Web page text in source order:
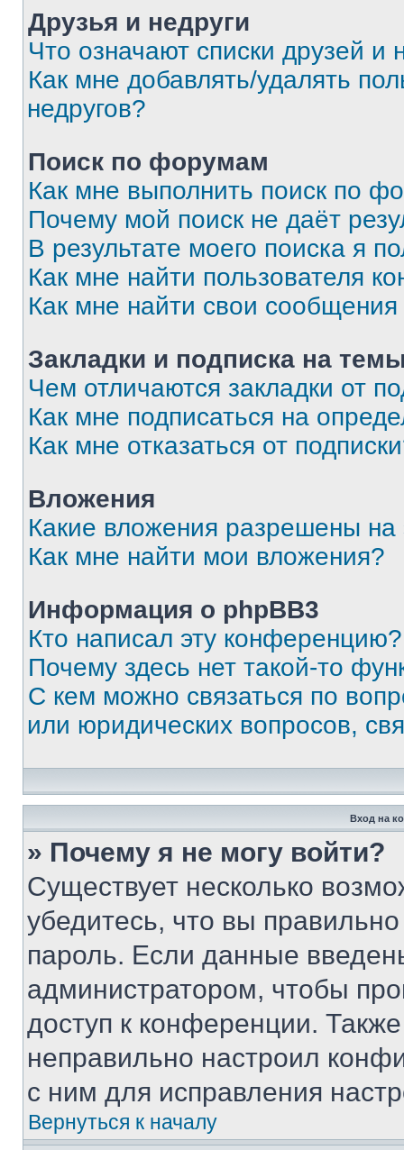
Друзья и недруги
Что означают списки друзей и
Как мне добавлять/удалять
недругов?
Поиск по форумам
Как мне выполнить поиск по
Почему мой поиск не даёт
В результате моего поиска я
Как мне найти пользователя
Как мне найти свои
Закладки и подписка на
Чем отличаются закладки от
Как мне подписаться на
Как мне отказаться от
Вложения
Какие вложения разрешены
Как мне найти мои вложения?
Информация о phpBB3
Кто написал эту конференцию?
Почему здесь нет такой-то
С кем можно связаться по
или юридических вопросов,
Вход на
» Почему я не могу войти?
Существует несколько
убедитесь, что вы
пароль. Если данные
администратором, чтобы
доступ к конференции.
неправильно настроил
с ним для исправления
Вернуться к началу